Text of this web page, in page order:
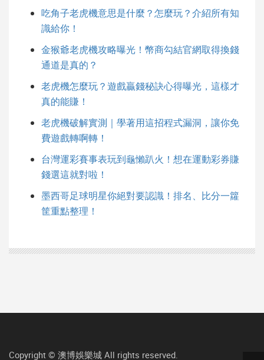
吃角子老虎機意思是什麼？怎麼玩？介紹所有知
識給你！
金猴爺老虎機攻略曝光！幣商勾結官網取得換錢
通道是真的？
老虎機怎麼玩？遊戲贏錢秘訣心得曝光，這樣才
真的能賺！
老虎機破解實測｜學著用這招程式漏洞，讓你免
費遊戲轉啊轉！
台灣運彩賽事表玩到龜懶趴火！想在運動彩券賺
錢選這就對啦！
墨西哥足球明星你絕對要認識！排名、比分一籮
筐重點整理！
Copyright © 澳博娛樂城 All rights reserved.